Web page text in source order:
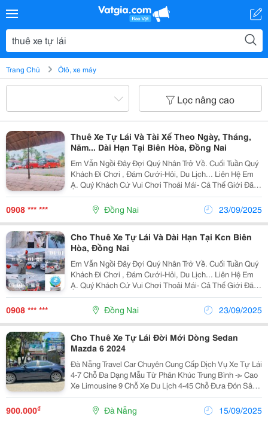
Trang Chủ Ôtô, xe máy
Lọc nâng cao
Thuê Xe Tự Lái Và Tài Xế Theo Ngày, Tháng,
Năm... Dài Hạn Tại Biên Hòa, Đồng Nai
Em Vẫn Ngồi Đây Đợi Quý Nhân Trở Về. Cuối Tuần Quý
Khách Đi Chơi , Đám Cưới-Hỏi, Du Lịch... Liên Hệ Em
Ạ. Quý Khách Cứ Vui Chơi Thoải Mái- Cả Thế Giới Đã
Có Dvdl.thái Thịnh Lo.&Zwj;✈️&Hearts;️ Bên Em Chuyên
Các Dòng Xe: 4-7-16...45Chỗ Cho Thuê Xe Có...
0908 *** *** Đồng Nai 23/09/2025
Cho Thuê Xe Tự Lái Và Dài Hạn Tại Kcn Biên
Hòa, Đồng Nai
Em Vẫn Ngồi Đây Đợi Quý Nhân Trở Về. Cuối Tuần Quý
Khách Đi Chơi , Đám Cưới-Hỏi, Du Lịch... Liên Hệ Em
Ạ. Quý Khách Cứ Vui Chơi Thoải Mái- Cả Thế Giới Đã
Có Dvdl.thái Thịnh Lo.&Zwj;✈️&Hearts;️ Bên Em Chuyên
Các Dòng Xe: 4-7-16...45Chỗ Cho Thuê Xe Có...
0908 *** *** Đồng Nai 23/09/2025
Cho Thuê Xe Tự Lái Đời Mới Dòng Sedan
Mazda 6 2024
Đà Nẵng Travel Car Chuyên Cung Cấp Dịch Vụ Xe Tự Lái
4-7 Chỗ Đa Dạng Mẫu Từ Phân Khúc Trung Bình -≫ Cao
Xe Limousine 9 Chỗ Xe Du Lịch 4-45 Chỗ Đưa Đón Sân
Bay. Nhận Hợp Đồng Đi Tour. Thuê Xe Đi Công Tác Theo
Ngày Hoặc Tháng Nhận Chạy...
900.000₫ Đà Nẵng 15/09/2025